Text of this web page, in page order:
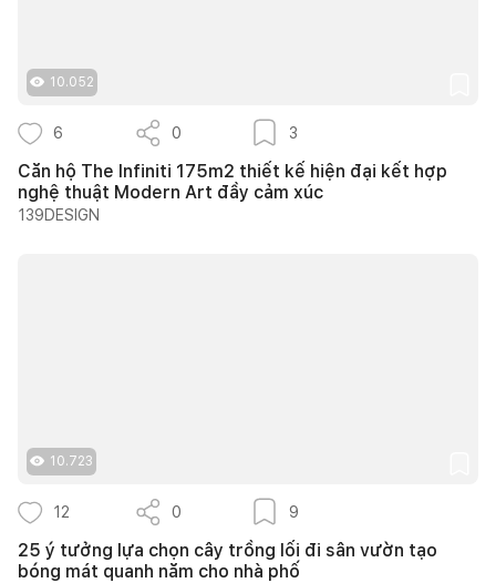
10.052
6 0 3
Căn hộ The Infiniti 175m2 thiết kế hiện đại kết hợp
nghệ thuật Modern Art đầy cảm xúc
139DESIGN
10.723
12 0 9
25 ý tưởng lựa chọn cây trồng lối đi sân vườn tạo
bóng mát quanh năm cho nhà phố